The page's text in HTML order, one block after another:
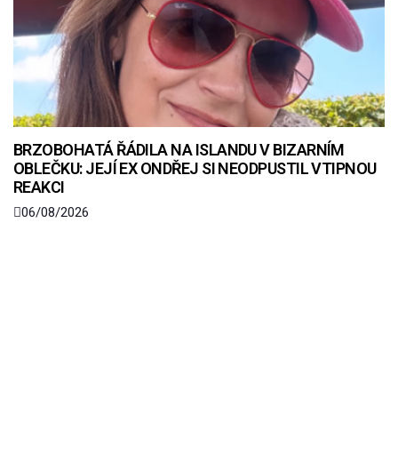
BRZOBOHATÁ ŘÁDILA NA ISLANDU V BIZARNÍM
OBLEČKU: JEJÍ EX ONDŘEJ SI NEODPUSTIL VTIPNOU
REAKCI
06/08/2026